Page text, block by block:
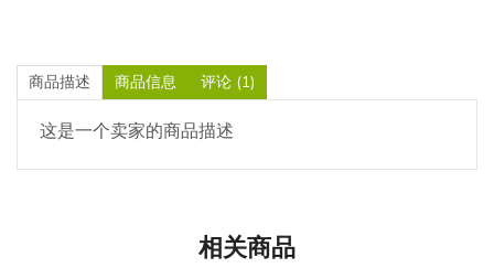
商品描述 商品信息 评论 (1)
这是一个卖家的商品描述
相关商品